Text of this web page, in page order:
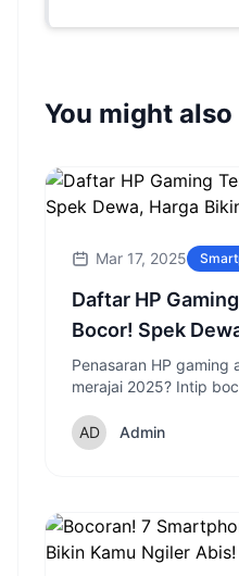
You might
Mar 17, 2025
Daftar HP
Bocor! Spek
Penasaran!
Penasaran HP gaming
merajai 2025? Intip
siap memanjakan
Admin